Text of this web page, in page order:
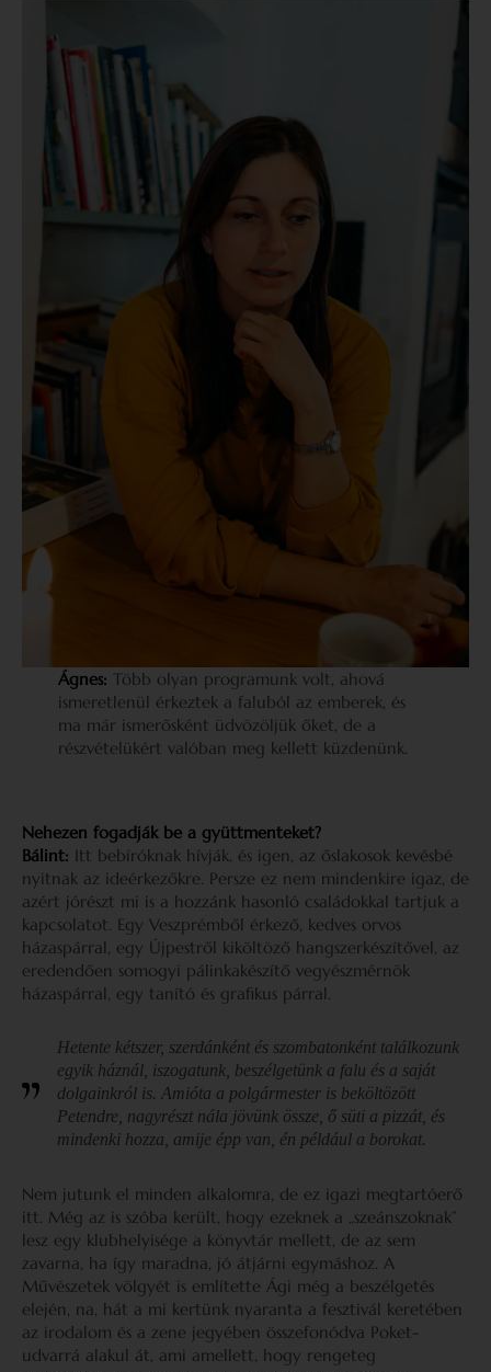
Ágnes: Több olyan programunk volt, ahová
ismeretlenül érkeztek a faluból az emberek, és
ma már ismerősként üdvözöljük őket, de a
részvételükért valóban meg kellett küzdenünk.
Nehezen fogadják be a gyüttmenteket?
Bálint: Itt bebíróknak hívják, és igen, az őslakosok kevésbé
nyitnak az ideérkezőkre. Persze ez nem mindenkire igaz, de
azért jórészt mi is a hozzánk hasonló családokkal tartjuk a
kapcsolatot. Egy Veszprémből érkező, kedves orvos
házaspárral, egy Újpestről kiköltöző hangszerkészítővel, az
eredendően somogyi pálinkakészítő vegyészmérnök
házaspárral, egy tanító és grafikus párral.
Hetente kétszer, szerdánként és szombatonként találkozunk
egyik háznál, iszogatunk, beszélgetünk a falu és a saját
dolgainkról is. Amióta a polgármester is beköltözött
Petendre, nagyrészt nála jövünk össze, ő süti a pizzát, és
mindenki hozza, amije épp van, én például a borokat.
Nem jutunk el minden alkalomra, de ez igazi megtartóerő
itt. Még az is szóba került, hogy ezeknek a „szeánszoknak”
lesz egy klubhelyisége a könyvtár mellett, de az sem
zavarna, ha így maradna, jó átjárni egymáshoz. A
Művészetek völgyét is említette Ági még a beszélgetés
elején, na, hát a mi kertünk nyaranta a fesztivál keretében
az irodalom és a zene jegyében összefonódva Poket-
udvarrá alakul át, ami amellett, hogy rengeteg